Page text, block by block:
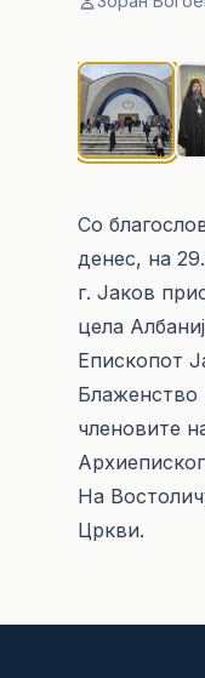
Со
денес, на
г. Јаков
цела
Епископот
Блаженство
членовите
На
Цркви.